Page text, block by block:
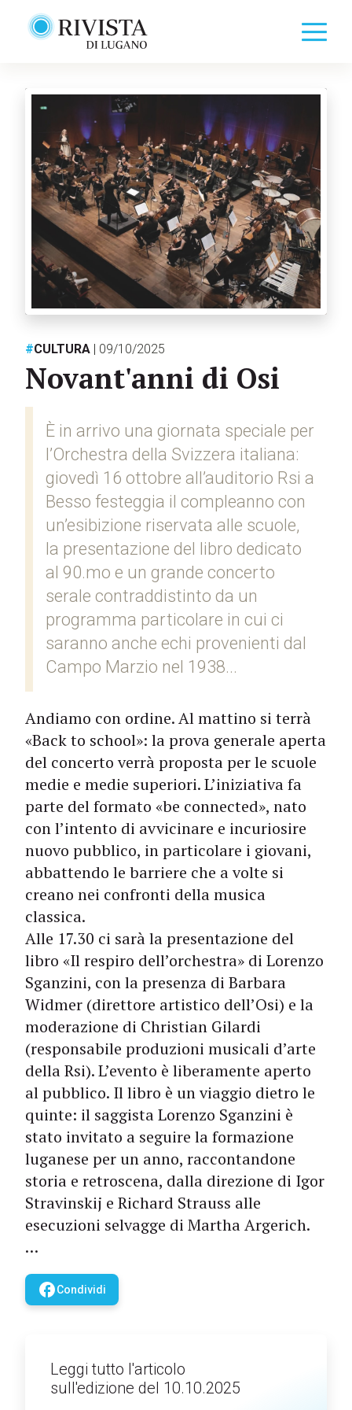
#CULTURA | 09/10/2025
Novant'anni di Osi
È in arrivo una giornata speciale per
l’Orchestra della Svizzera italiana:
giovedì 16 ottobre all’auditorio Rsi a
Besso festeggia il compleanno con
un’esibizione riservata alle scuole,
la presentazione del libro dedicato
al 90.mo e un grande concerto
serale contraddistinto da un
programma particolare in cui ci
saranno anche echi provenienti dal
Campo Marzio nel 1938...
Andiamo con ordine. Al mattino si terrà
«Back to school»: la prova generale aperta
del concerto verrà proposta per le scuole
medie e medie superiori. L’iniziativa fa
parte del formato «be connected», nato
con l’intento di avvicinare e incuriosire
nuovo pubblico, in particolare i giovani,
abbattendo le barriere che a volte si
creano nei confronti della musica
classica.
Alle 17.30 ci sarà la presentazione del
libro «Il respiro dell’orchestra» di Lorenzo
Sganzini, con la presenza di Barbara
Widmer (direttore artistico dell’Osi) e la
moderazione di Christian Gilardi
(responsabile produzioni musicali d’arte
della Rsi). L’evento è liberamente aperto
al pubblico. Il libro è un viaggio dietro le
quinte: il saggista Lorenzo Sganzini è
stato invitato a seguire la formazione
luganese per un anno, raccontandone
storia e retroscena, dalla direzione di Igor
Stravinskij e Richard Strauss alle
esecuzioni selvagge di Martha Argerich.
…
facebookCondividi
Leggi tutto l'articolo
sull'edizione del 10.10.2025